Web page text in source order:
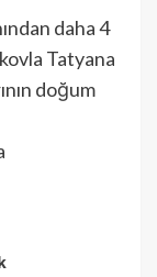
daha 4
Tatyana
doğum